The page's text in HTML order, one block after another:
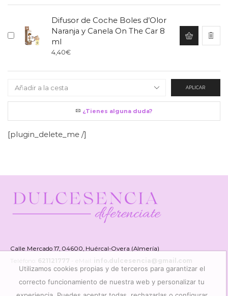
Difusor de Coche Boles d’Olor
Naranja y Canela On The Car 8
ml
4,40€
APLICAR
¿Tienes alguna duda?
[plugin_delete_me /]
Calle Mercado 17, 04600, Huércal-Overa (Almería)
Teléfono: 621121777 info.dulcesencia@gmail.com
Utilizamos cookies propias y de terceros para garantizar el
correcto funcionamiento de nuestra web y personalizar tu